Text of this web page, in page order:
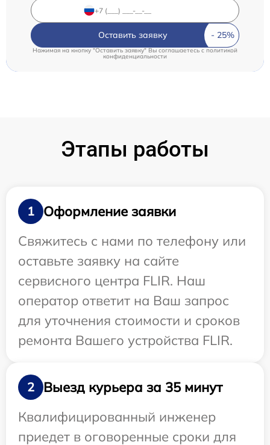
Оставить заявку
Нажимая на кнопку "Оставить заявку" Вы соглашаетесь c политикой
конфиденциальности
Этапы работы
1
Оформление заявки
Свяжитесь с нами по телефону или
оставьте заявку на сайте
сервисного центра FLIR. Наш
оператор ответит на Ваш запрос
для уточнения стоимости и сроков
ремонта Вашего устройства FLIR.
2
Выезд курьера за 35 минут
Квалифицированный инженер
приедет в оговоренные сроки для